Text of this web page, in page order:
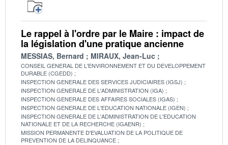
Le rappel à l'ordre par le Maire : impact de
la législation d'une pratique ancienne
MESSIAS, Bernard MIRAUX, Jean-Luc
CONSEIL GENERAL DE L'ENVIRONNEMENT ET DU DEVELOPPEMENT
DURABLE (CGEDD)
INSPECTION GENERALE DES SERVICES JUDICIAIRES (IGSJ)
INSPECTION GENERALE DE L'ADMINISTRATION (IGA)
INSPECTION GENERALE DES AFFAIRES SOCIALES (IGAS)
INSPECTION GENERALE DE L'EDUCATION NATIONALE (IGEN)
INSPECTION GENERALE DE L'ADMINISTRATION DE L'EDUCATION
NATIONALE ET DE LA RECHERCHE (IGAENR)
MISSION PERMANENTE D'EVALUATION DE LA POLITIQUE DE
PREVENTION DE LA DELINQUANCE